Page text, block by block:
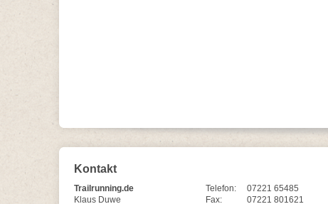
Kontakt
Trailrunning.de
Klaus Duwe
Telefon:
07221 65485
Fax:
07221 801621